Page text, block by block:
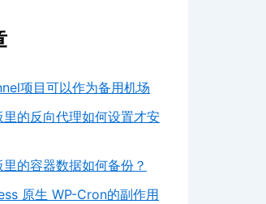
项目可以作为备用机场
里的反向代理如何设置才安
的容器数据如何备份？
原生 WP-Cron的副作用